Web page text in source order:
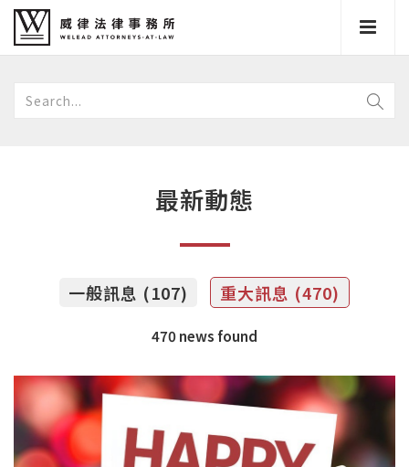
最新動態
一般訊息 (107) 重大訊息 (470)
470 news found